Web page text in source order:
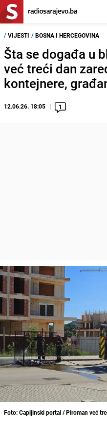
/ VIJESTI / BOSNA I HERCEGOVINA
Šta se događa u
već treći dan
kontejnere,
12.06.26. 18:05 1
Foto: Capljinski portal / Piroman već